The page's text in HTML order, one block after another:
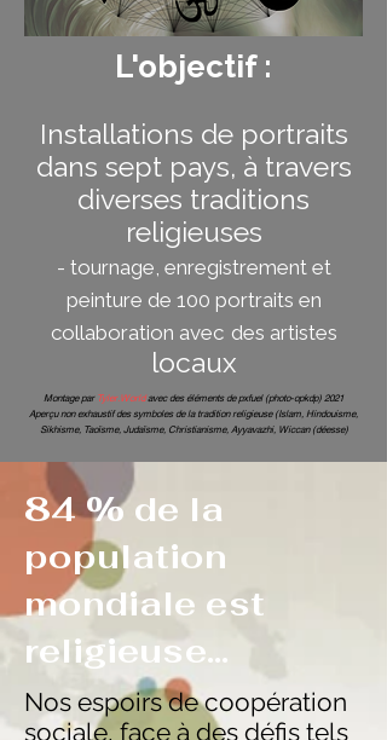
L'objectif :
Installations de portraits
dans sept pays, à travers
diverses traditions
religieuses
- tournage, enregistrement et
peinture de 100 portraits en
collaboration avec des artistes
locaux
Montage par Tyler.World avec des éléments de pxfuel (photo-opkdp) 2021
Aperçu non exhaustif des symboles de la tradition religieuse (Islam, Hindouisme,
Sikhisme, Taoïsme, Judaïsme, Christianisme, Ayyavazhi, Wiccan (déesse)
84 % de la
population
mondiale est
religieuse...
Nos espoirs de coopération
sociale, face à des défis tels